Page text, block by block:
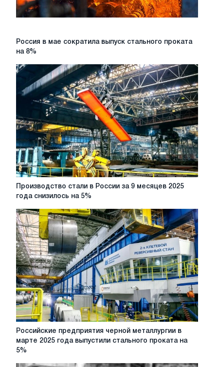
Россия
сократила
выпуск
стального
проката
8%
Россия в мае сократила выпуск стального проката
на 8%
Производство
России
за
9
месяцев
2025
года
снизилось
на
5%
Производство стали в России за 9 месяцев 2025
года снизилось на 5%
Российские
предприятия
черной
Российские предприятия черной металлургии в
марте 2025 года выпустили стального проката на
5%